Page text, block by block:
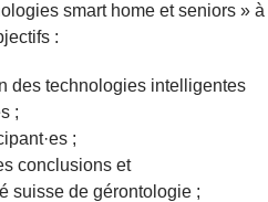
smart home et seniors » à
:
des technologies intelligentes
;
;
conclusions et
suisse de gérontologie ;